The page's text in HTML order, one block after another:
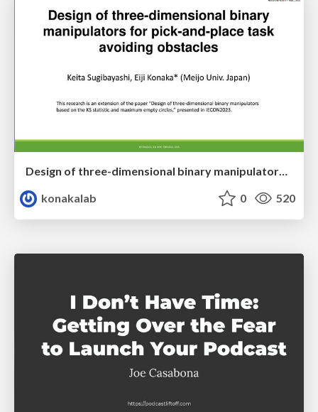
Design of three-dimensional binary manipulators for pick-and-place task avoiding obstacles (IECON2024)
konakalab
0 520